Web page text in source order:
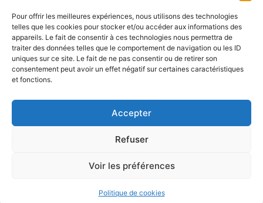
Pour offrir les meilleures expériences, nous utilisons des technologies
telles que les cookies pour stocker et/ou accéder aux informations des
appareils. Le fait de consentir à ces technologies nous permettra de
traiter des données telles que le comportement de navigation ou les ID
uniques sur ce site. Le fait de ne pas consentir ou de retirer son
consentement peut avoir un effet négatif sur certaines caractéristiques
et fonctions.
Accepter
Refuser
Voir les préférences
Politique de cookies
Horaires d’ouverture au public :
Du 1er septembre au 30 juin 2026 (hors juillet et août)
du lundi au vendredi de 9h50 à 12h30 et de
Du 1er juillet au 31 août 2026
Site & GRU développés par Utopia